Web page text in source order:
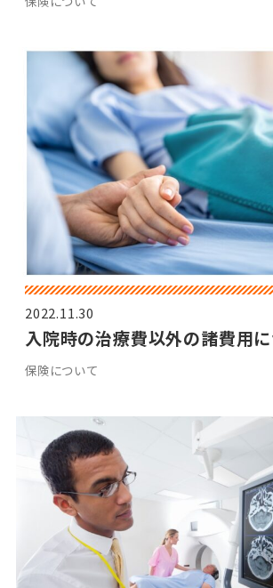
2022.11.30
入院時の治療費以外の諸費用
保険について